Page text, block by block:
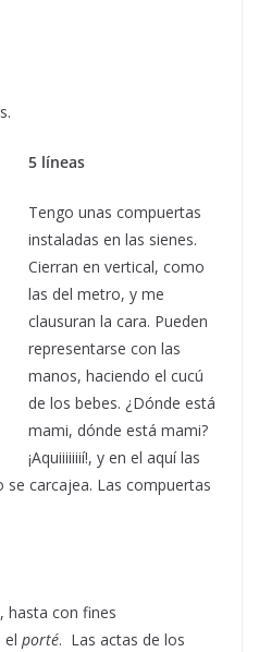
5 líneas
Tengo unas compuertas
instaladas en las sienes.
Cierran en vertical, como
las del metro, y me
clausuran la cara. Pueden
representarse con las
manos, haciendo el cucú
de los bebes. ¿Dónde está
mami, dónde está mami?
¡Aquiiiiiiií!, y en el aquí las
se carcajea. Las compuertas
hasta con fines
el porté. Las actas de los